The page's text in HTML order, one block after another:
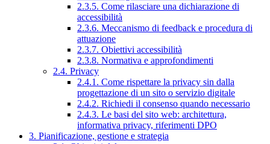
2.3.5. Come rilasciare una dichiarazione di
accessibilità
2.3.6. Meccanismo di feedback e procedura di
attuazione
2.3.7. Obiettivi accessibilità
2.3.8. Normativa e approfondimenti
2.4. Privacy
2.4.1. Come rispettare la privacy sin dalla
progettazione di un sito o servizio digitale
2.4.2. Richiedi il consenso quando necessario
2.4.3. Le basi del sito web: architettura,
informativa privacy, riferimenti DPO
3. Pianificazione, gestione e strategia